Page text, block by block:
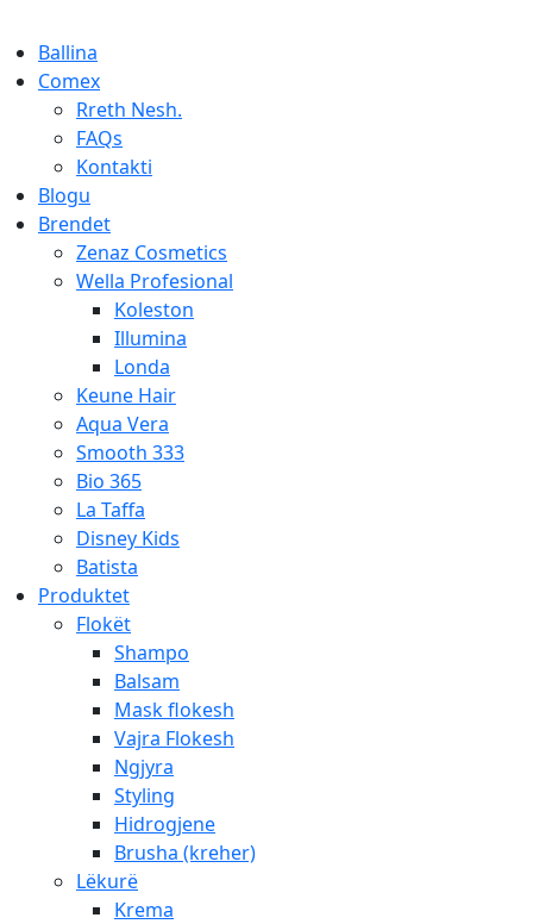
Ballina
Comex
Rreth Nesh.
FAQs
Kontakti
Blogu
Brendet
Zenaz Cosmetics
Wella Profesional
Koleston
Illumina
Londa
Keune Hair
Aqua Vera
Smooth 333
Bio 365
La Taffa
Disney Kids
Batista
Produktet
Flokët
Shampo
Balsam
Mask flokesh
Vajra Flokesh
Ngjyra
Styling
Hidrogjene
Brusha (kreher)
Lëkurë
Krema